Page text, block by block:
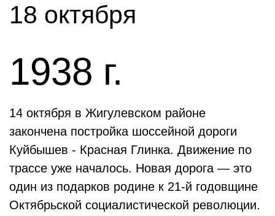
18 октября
1938 г.
14 октября в Жигулевском районе
закончена постройка шоссейной дороги
Куйбышев - Красная Глинка. Движение по
трассе уже началось. Новая дорога — это
один из подарков родине к 21-й годовщине
Октябрьской социалистической революции.